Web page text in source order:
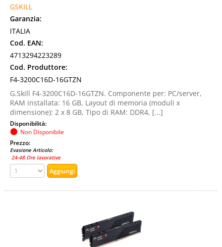
GSKILL
Garanzia:
ITALIA
Cod. EAN:
4713294223289
Cod. Produttore:
F4-3200C16D-16GTZN
G.Skill F4-3200C16D-16GTZN. Componente per: PC/server,
RAM installata: 16 GB, Layout di memoria (moduli x
dimensione): 2 x 8 GB, Tipo di RAM: DDR4, [...]
Disponibilità:
Non Disponibile
Prezzo:
Evasione Articolo:
24-48 Ore lavorative